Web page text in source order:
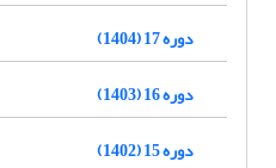
دوره 17 (1404)
دوره 16 (1403)
دوره 15 (1402)